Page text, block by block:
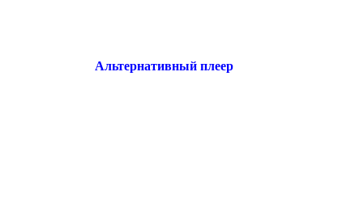
Альтернативный плеер